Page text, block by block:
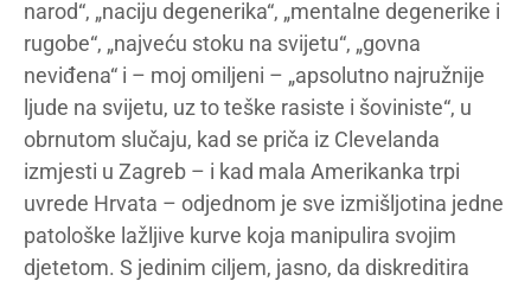
narod“, „naciju degenerika“, „mentalne degenerike i
rugobe“, „najveću stoku na svijetu“, „govna
neviđena“ i – moj omiljeni – „apsolutno najružnije
ljude na svijetu, uz to teške rasiste i šoviniste“, u
obrnutom slučaju, kad se priča iz Clevelanda
izmjesti u Zagreb – i kad mala Amerikanka trpi
uvrede Hrvata – odjednom je sve izmišljotina jedne
patološke lažljive kurve koja manipulira svojim
djetetom. S jedinim ciljem, jasno, da diskreditira